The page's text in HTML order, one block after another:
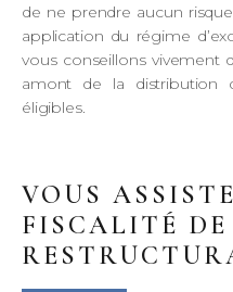
de ne prendre aucun
application du régime
vous conseillons vivement
amont de la distribution
éligibles.
VOUS
FISCALITÉ DE